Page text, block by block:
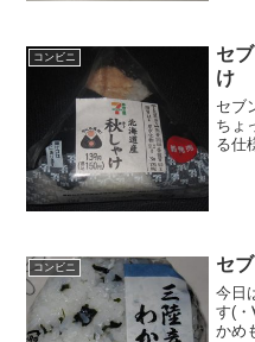
コンビニ
セ
け
セブ
ちょ
る仕
コンビニ セ
今日
す(
かめ